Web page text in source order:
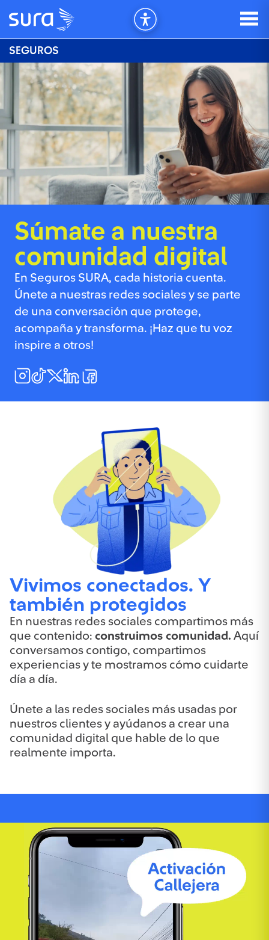
SEGUROS
Súmate a nuestra
comunidad digital
En Seguros SURA, cada historia cuenta.
Únete a nuestras redes sociales y se parte
de una conversación que protege,
acompaña y transforma. ¡Haz que tu voz
inspire a otros!
Vivimos conectados. Y
también protegidos
En nuestras redes sociales compartimos más
que contenido: construimos comunidad. Aquí
conversamos contigo, compartimos
experiencias y te mostramos cómo cuidarte
día a día.
Únete a las redes sociales más usadas por
nuestros clientes y ayúdanos a crear una
comunidad digital que hable de lo que
realmente importa.